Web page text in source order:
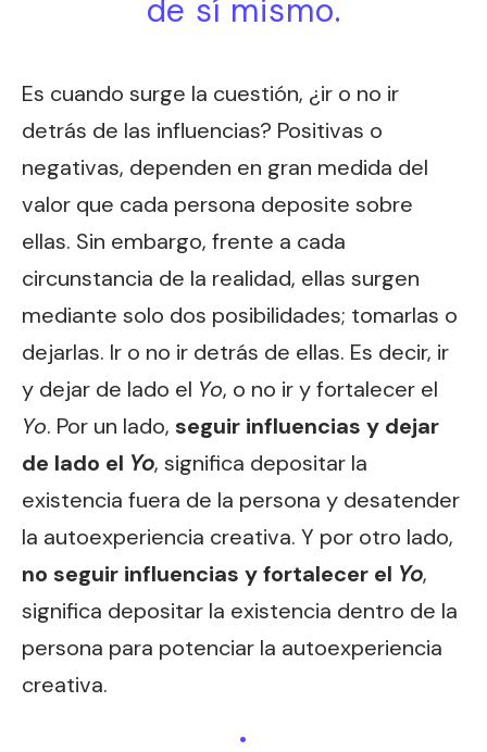
de sí mismo.
Es cuando surge la cuestión, ¿ir o no ir
detrás de las influencias? Positivas o
negativas, dependen en gran medida del
valor que cada persona deposite sobre
ellas. Sin embargo, frente a cada
circunstancia de la realidad, ellas surgen
mediante solo dos posibilidades; tomarlas o
dejarlas. Ir o no ir detrás de ellas. Es decir, ir
y dejar de lado el Yo, o no ir y fortalecer el
Yo. Por un lado, seguir influencias y dejar
de lado el Yo, significa depositar la
existencia fuera de la persona y desatender
la autoexperiencia creativa. Y por otro lado,
no seguir influencias y fortalecer el Yo,
significa depositar la existencia dentro de la
persona para potenciar la autoexperiencia
creativa.
.